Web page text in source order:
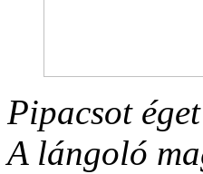
Pipacsot
A lángoló